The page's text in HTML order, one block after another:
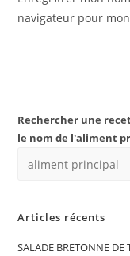
(facultatif)
navigateur pour
Rechercher une
le nom de l'aliment
Articles récents
SALADE BRETONNE DE